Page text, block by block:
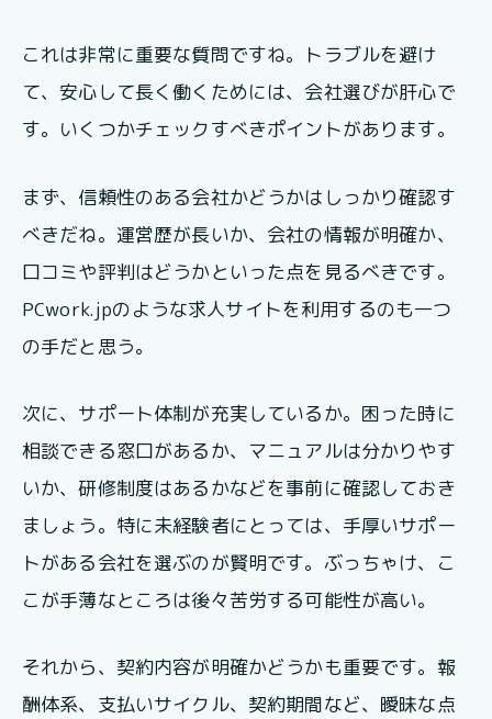
これは非常に重要な質問ですね。トラブルを避け
て、安心して長く働くためには、会社選びが肝心で
す。いくつかチェックすべきポイントがあります。
まず、信頼性のある会社かどうかはしっかり確認す
べきだね。運営歴が長いか、会社の情報が明確か、
口コミや評判はどうかといった点を見るべきです。
PCwork.jpのような求人サイトを利用するのも一つ
の手だと思う。
次に、サポート体制が充実しているか。困った時に
相談できる窓口があるか、マニュアルは分かりやす
いか、研修制度はあるかなどを事前に確認しておき
ましょう。特に未経験者にとっては、手厚いサポー
トがある会社を選ぶのが賢明です。ぶっちゃけ、こ
こが手薄なところは後々苦労する可能性が高い。
それから、契約内容が明確かどうかも重要です。報
酬体系、支払いサイクル、契約期間など、曖昧な点